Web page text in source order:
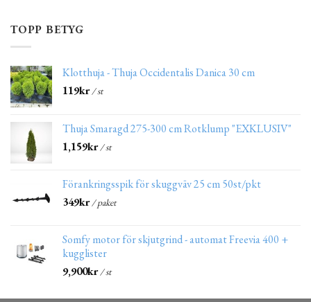
TOPP BETYG
Klotthuja - Thuja Occidentalis Danica 30 cm
119kr/ st
Thuja Smaragd 275-300 cm Rotklump "EXKLUSIV"
1,159kr/ st
Förankringsspik för skuggväv 25 cm 50st/pkt
349kr/ paket
Somfy motor för skjutgrind - automat Freevia 400 +
kugglister
9,900kr/ st